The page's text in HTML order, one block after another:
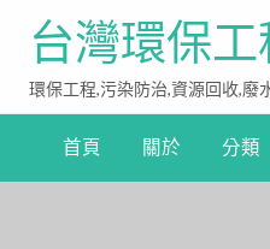
台灣環保
環保工程,污染防治,資源回收,廢
首頁 關於 分類